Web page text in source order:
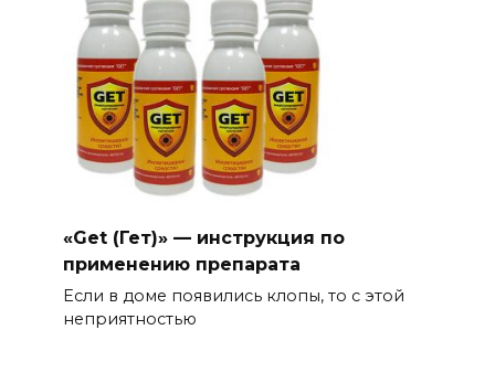
«Get (Гет)» — инструкция по
применению препарата
Если в доме появились клопы, то с этой
неприятностью